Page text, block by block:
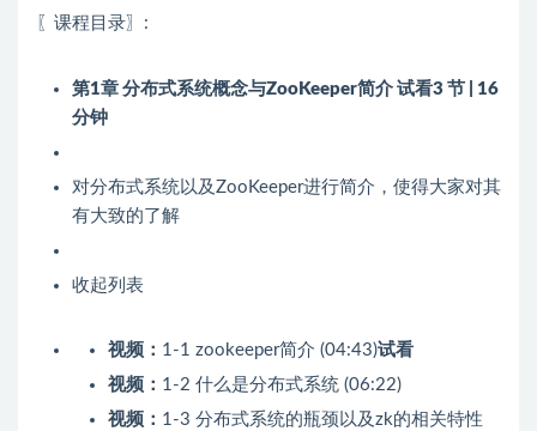
〖课程目录〗:
第1章 分布式系统概念与ZooKeeper简介 试看3 节 | 16
分钟
对分布式系统以及ZooKeeper进行简介，使得大家对其
有大致的了解
收起列表
视频： 1-1 zookeeper简介 (04:43)试看
视频： 1-2 什么是分布式系统 (06:22)
视频： 1-3 分布式系统的瓶颈以及zk的相关特性